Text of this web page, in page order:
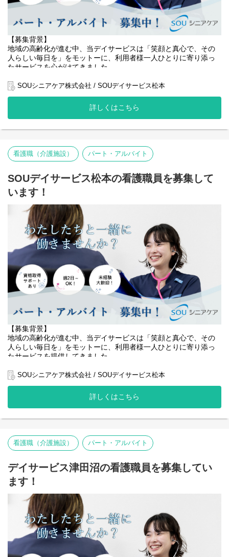
経験が浅い方でも大丈夫！
先輩スタッフが丁寧に指導いたしますのでご安心ください。
【具体的な仕事内容】
・利用者様の日常生活の介助（食事・入浴・排泄など）
・レクリエーションやイベントの企画・実施
・ケアプランに基づく個別支援の実施
・記録業務（介護記録、申し送りなど）
・ご家族との連絡・調整
・施設内外の清掃、整理整頓
【募集背景】
地域の高齢化が進む中、当デイサービスは「笑顔と真心で、その
人らしい毎日を」をモットーに、利用者様一人ひとりに寄り添っ
たサービスを心がけてきました。
おかげさまで地域の方々からの信頼も厚く、利用者様の数も増加
傾向にあります。
このたび、より質の高いケアを提供し、一人でも多くの高齢者の
方々の生活の質の向上に貢献するため、介護職員を募集すること
となりました。
・利用者様増加に伴う負担軽減
・きめ細やかなサービス体制の強化
こうした目的から人員体制の強化を進めています。
私たちと一緒に、高齢者の方々の笑顔あふれる毎日を創りません
【役割】
あなたには、デイサービスでの介護業務全般をお任せします。
・食事・入浴・排泄介助などの身体介護
・レクリエーションや趣味活動の支援
・個別支援計画の作成・実施
・介護記録の記入、ご家族との連携
・チームでの協力体制のもと、温かいケアの提供
経験が浅い方でも大丈夫！
先輩スタッフが丁寧に指導いたしますのでご安心ください。
【具体的な仕事内容】
・利用者様の日常生活の介助（食事・入浴・排泄など）
・レクリエーションやイベントの企画・実施
・ケアプランに基づく個別支援の実施
・記録業務（介護記録、申し送りなど）
・ご家族との連絡・調整
・施設内外の清掃、整理整頓
SOUシニアケア株式会社 / SOUデイサービス松本
詳しくはこちら
看護職（介護施設） パート・アルバイト
SOUデイサービス松本の看護職員を募集して
います！
【募集背景】
地域の高齢化が進む中、当デイサービスは「笑顔と真心で、その
人らしい毎日を」をモットーに、利用者様一人ひとりに寄り添っ
たサービスを提供してきました。
おかげさまで地域の皆様からの信頼も厚く、利用者様のご利用数
は増加傾向にあります。
より安全で質の高いケアを提供し、利用者様の健康維持・生活の
質向上に貢献するため、このたび員募集 を行うこととなりまし
た。
・利用者様増加に伴う医療的ケア体制の強化
・健康管理・リスク管理の質向上
こうした目的から、看護体制の強化を進めています。
私たちと一緒に、利用者様の「安心」と「笑顔」を支えるケアを
【役割】
あなたには、デイサービスにおける 看護業務全般 をお任せしま
・バイタルチェック・健康観察
・服薬管理・医療的ケア（応急処置、医師の指示に基づく対応な
SOUシニアケア株式会社 / SOUデイサービス松本
詳しくはこちら
看護職（介護施設） パート・アルバイト
デイサービス津田沼の看護職員を募集してい
ます！